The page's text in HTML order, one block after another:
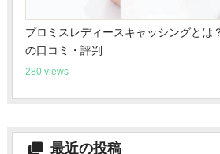
プロミスレディースキャッシングとは
の口コミ・評判
280 views
最近の投稿